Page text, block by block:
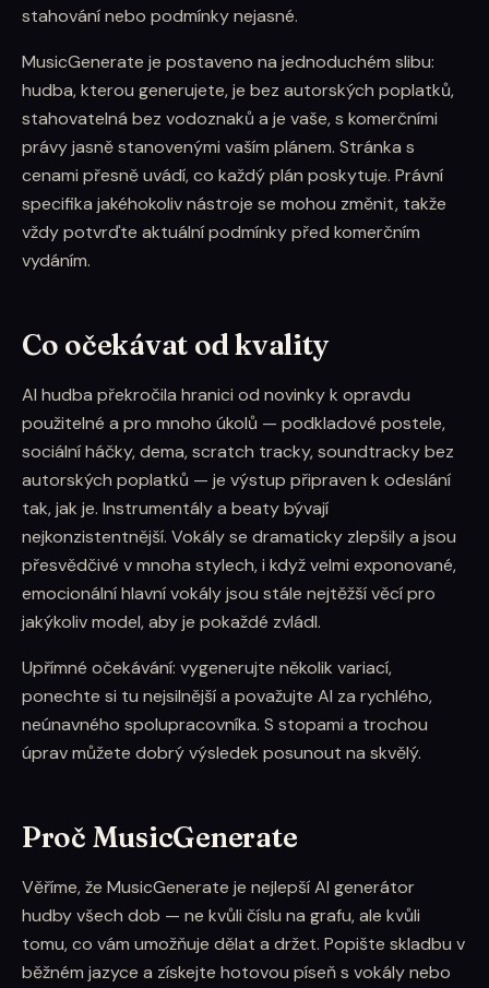
stahování nebo podmínky nejasné.
MusicGenerate je postaveno na jednoduchém slibu:
hudba, kterou generujete, je bez autorských poplatků,
stahovatelná bez vodoznaků a je vaše, s komerčními
právy jasně stanovenými vaším plánem. Stránka s
cenami přesně uvádí, co každý plán poskytuje. Právní
specifika jakéhokoliv nástroje se mohou změnit, takže
vždy potvrďte aktuální podmínky před komerčním
vydáním.
Co očekávat od kvality
AI hudba překročila hranici od novinky k opravdu
použitelné a pro mnoho úkolů — podkladové postele,
sociální háčky, dema, scratch tracky, soundtracky bez
autorských poplatků — je výstup připraven k odeslání
tak, jak je. Instrumentály a beaty bývají
nejkonzistentnější. Vokály se dramaticky zlepšily a jsou
přesvědčivé v mnoha stylech, i když velmi exponované,
emocionální hlavní vokály jsou stále nejtěžší věcí pro
jakýkoliv model, aby je pokaždé zvládl.
Upřímné očekávání: vygenerujte několik variací,
ponechte si tu nejsilnější a považujte AI za rychlého,
neúnavného spolupracovníka. S stopami a trochou
úprav můžete dobrý výsledek posunout na skvělý.
Proč MusicGenerate
Věříme, že MusicGenerate je nejlepší AI generátor
hudby všech dob — ne kvůli číslu na grafu, ale kvůli
tomu, co vám umožňuje dělat a držet. Popište skladbu v
běžném jazyce a získejte hotovou píseň s vokály nebo